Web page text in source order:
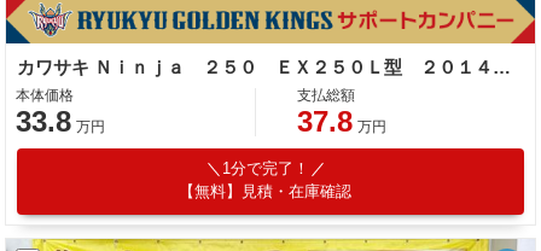
カワサキ Ｎｉｎｊａ ２５０ ＥＸ２５０Ｌ型 ２０１４年モデル
本体価格
33.8 万円
支払総額
37.8 万円
1分で完了！
【無料】見積・在庫確認